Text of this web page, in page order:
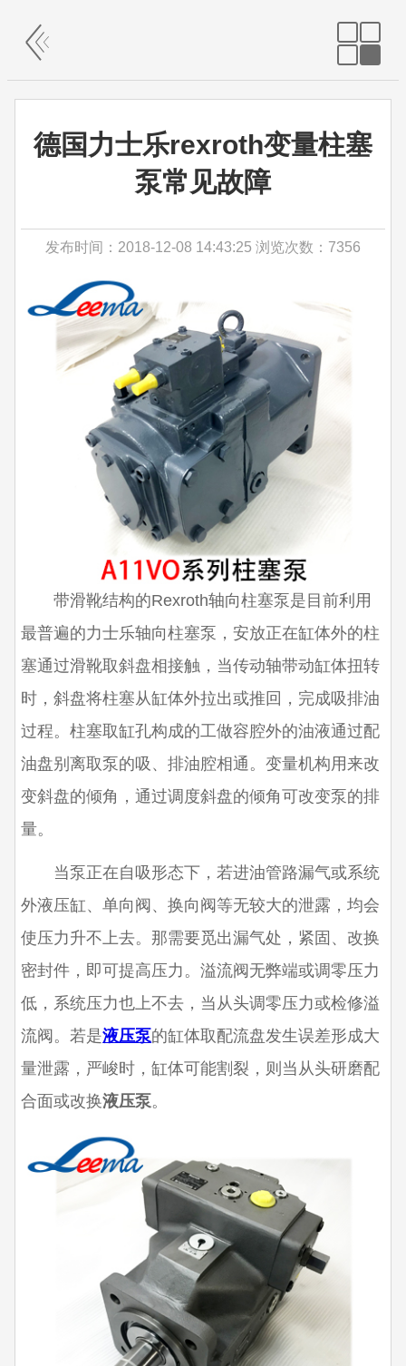
德国力士乐rexroth变量柱塞
泵常见故障
发布时间：2018-12-08 14:43:25 浏览次数：7356
带滑靴结构的Rexroth轴向柱塞泵是目前利用
最普遍的力士乐轴向柱塞泵，安放正在缸体外的柱
塞通过滑靴取斜盘相接触，当传动轴带动缸体扭转
时，斜盘将柱塞从缸体外拉出或推回，完成吸排油
过程。柱塞取缸孔构成的工做容腔外的油液通过配
油盘别离取泵的吸、排油腔相通。变量机构用来改
变斜盘的倾角，通过调度斜盘的倾角可改变泵的排
量。
当泵正在自吸形态下，若进油管路漏气或系统
外液压缸、单向阀、换向阀等无较大的泄露，均会
使压力升不上去。那需要觅出漏气处，紧固、改换
密封件，即可提高压力。溢流阀无弊端或调零压力
低，系统压力也上不去，当从头调零压力或检修溢
流阀。若是液压泵的缸体取配流盘发生误差形成大
量泄露，严峻时，缸体可能割裂，则当从头研磨配
合面或改换液压泵。